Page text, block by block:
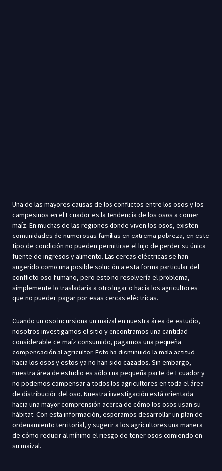
Una de las mayores causas de los conflictos entre los osos y los
campesinos en el Ecuador es la tendencia de los osos a comer
maíz. En muchas de las regiones donde viven los osos, existen
comunidades de numerosas familias en extrema pobreza, en este
tipo de condición no pueden permitirse el lujo de perder su única
fuente de ingresos y alimento. Las cercas eléctricas se han
sugerido como una posible solución a esta forma particular del
conflicto oso-humano, pero esto no resolvería el problema,
simplemente lo trasladaría a otro lugar o hacia los agricultores
que no pueden pagar por esas cercas eléctricas.
Cuando un oso incursiona un maizal en nuestra área de estudio,
nosotros investigamos el sitio y encontramos una cantidad
considerable de maíz consumido, pagamos una pequeña
compensación al agricultor. Esto ha disminuido la mala actitud
hacia los osos y estos ya no han sido cazados. Sin embargo,
nuestra área de estudio es sólo una pequeña parte de Ecuador y
no podemos compensar a todos los agricultores en toda el área
de distribución del oso. Nuestra investigación está orientada
hacia una mayor comprensión acerca de cómo los osos usan su
hábitat. Con esta información, esperamos desarrollar un plan de
ordenamiento territorial, y sugerir a los agricultores una manera
de cómo reducir al mínimo el riesgo de tener osos comiendo en
su maizal.